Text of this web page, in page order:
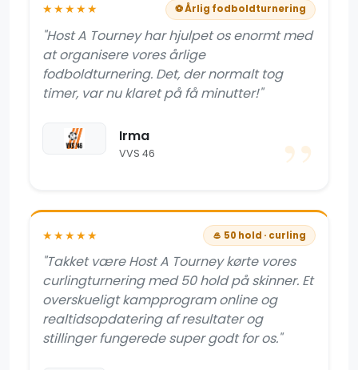
★★★★★ ⚽ Årlig fodboldturnering
"Host A Tourney har hjulpet os enormt med
at organisere vores årlige
fodboldturnering. Det, der normalt tog
timer, var nu klaret på få minutter!"
Irma
VVS 46
★★★★★ 🥌 50 hold · curling
"Takket være Host A Tourney kørte vores
curlingturnering med 50 hold på skinner. Et
overskueligt kampprogram online og
realtidsopdatering af resultater og
stillinger fungerede super godt for os."